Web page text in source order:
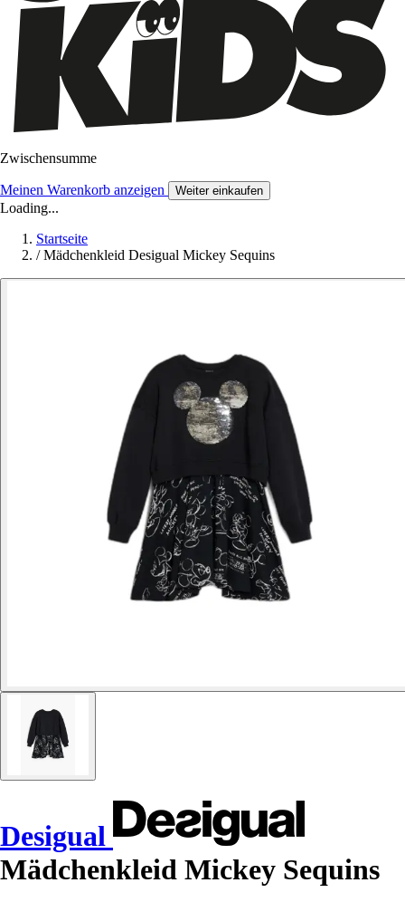
Zwischensumme
Meinen Warenkorb anzeigen Weiter einkaufen
Loading...
Startseite
/ Mädchenkleid Desigual Mickey Sequins
Desigual
Mädchenkleid Mickey Sequins